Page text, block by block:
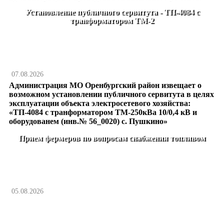
Установление публичного сервитута - ТП-4084 с
транформатором ТМ-2
07.08.2026
Администрация МО Оренбургский район извещает о
возможном установлении публичного сервитута в целях
эксплуатации объекта электросетевого хозяйства:
«ТП-4084 с транформатором ТМ-250кВа 10/0,4 кВ и
оборудованем (инв.№ 56_0020) с. Пушкино»
Прием фермеров по вопросам снабжения топливом
05.08.2026